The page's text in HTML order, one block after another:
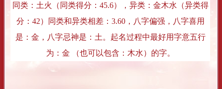
同类： 土火 （同类得分：45.6），异类： 金木水 （异类得
分：42）同类和异类相差：3.60， 八字偏强 ，八字喜用
是： 金 ，八字忌神是： 土 。起名过程中最好用字意五行
为： 金 （也可以包含：木水）的字。